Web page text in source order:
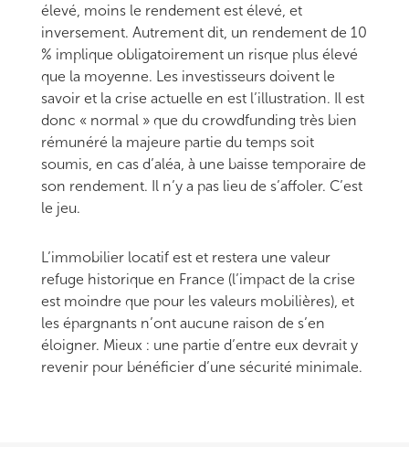
élevé, moins le rendement est élevé, et
inversement. Autrement dit, un rendement de 10
% implique obligatoirement un risque plus élevé
que la moyenne. Les investisseurs doivent le
savoir et la crise actuelle en est l’illustration. Il est
donc « normal » que du crowdfunding très bien
rémunéré la majeure partie du temps soit
soumis, en cas d’aléa, à une baisse temporaire de
son rendement. Il n’y a pas lieu de s’affoler. C’est
le jeu.
L’immobilier locatif est et restera une valeur
refuge historique en France (l’impact de la crise
est moindre que pour les valeurs mobilières), et
les épargnants n’ont aucune raison de s’en
éloigner. Mieux : une partie d’entre eux devrait y
revenir pour bénéficier d’une sécurité minimale.